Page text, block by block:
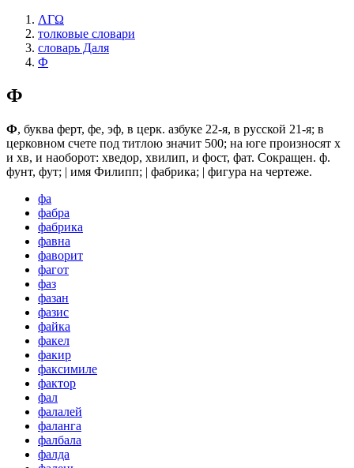
ΛΓΩ
толковые словари
словарь Даля
Ф
Ф
Ф, буква ферт, фе, эф, в церк. азбуке 22-я, в русской 21-я; в
церковном счете под титлою значит 500; на юге произносят х
и хв, и наоборот: хведор, хвилип, и фост, фат. Сокращен. ф.
фунт, фут; | имя Филипп; | фабрика; | фигура на чертеже.
фа
фабра
фабрика
фавна
фаворит
фагот
фаз
фазан
фазис
файка
факел
факир
факсимиле
фактор
фал
фалалей
фаланга
фалбала
фалда